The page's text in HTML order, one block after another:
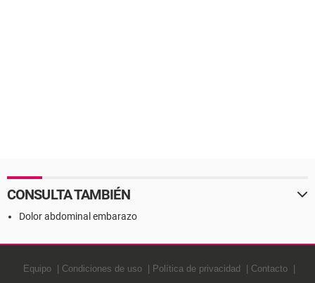
CONSULTA TAMBIÉN
Dolor abdominal embarazo
Equipo Condiciones de uso Política de privacidad
Contacto